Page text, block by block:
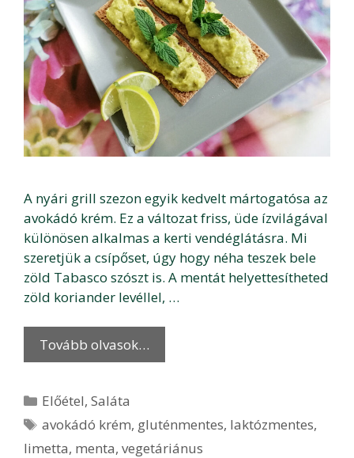
A nyári grill szezon egyik kedvelt mártogatósa az
avokádó krém. Ez a változat friss, üde ízvilágával
különösen alkalmas a kerti vendéglátásra. Mi
szeretjük a csípőset, úgy hogy néha teszek bele
zöld Tabasco szószt is. A mentát helyettesítheted
zöld koriander levéllel, …
Tovább olvasok…
Kategória
Előétel,Saláta
Címkék
avokádó krém, gluténmentes, laktózmentes,
limetta, menta, vegetáriánus